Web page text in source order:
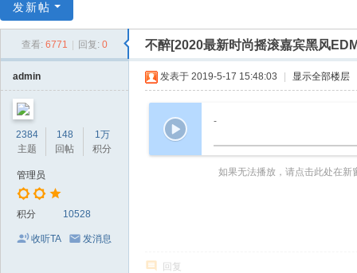
岳
发新帖
查看: 6771 回复: 0 不醉[2020最新时尚摇滚嘉宾黑风
admin
2384
主题
148
回帖
1万
积分
管理员
积分 10528
收听TA 发消息
发表于 2019-5-17 15:48:03 显示全部楼层
-
如果无法播放，请点击此处在新
回复